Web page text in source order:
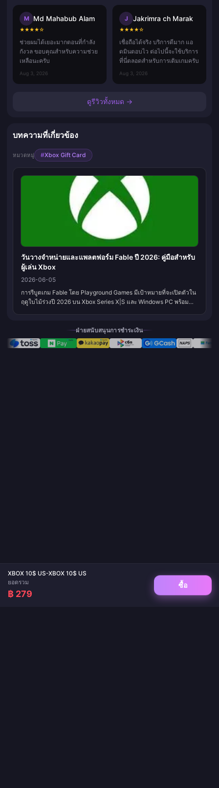
XBOX 10$ US-XBOX 10$ US
ยอดรวม
฿ 279
ซื้อ
M Md Mahabub Alam
★★★★☆
ช่วยผมได้เยอะมากตอนที่กำลัง
กังวล ขอบคุณสำหรับความช่วย
เหลือนะครับ
Aug 3, 2026
J Jakrimra ch Marak
★★★★☆
เชื่อถือได้จริง บริการดีมาก แอ
ดมินตอบไว ต่อไปนี้จะใช้บริการ
ที่นี่ตลอดสำหรับการเติมเกมครับ
Aug 3, 2026
ดูรีวิวทั้งหมด →
บทความที่เกี่ยวข้อง
หมวดหมู่ #Xbox Gift Card
วันวางจำหน่ายและแพลตฟอร์ม Fable ปี 2026: คู่มือสำหรับ
ผู้เล่น Xbox
2026-06-05
การรีบูตเกม Fable โดย Playground Games มีเป้าหมายที่จะเปิดตัวใน
ฤดูใบไม้ร่วงปี 2026 บน Xbox Series X|S และ Windows PC พร้อม
ฝ่ายสนับสนุนการชำระเงิน